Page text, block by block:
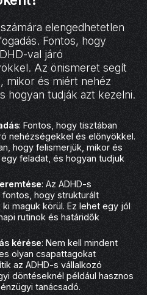
elengedhetetlen
Fontos, hogy
val járó
Az önismeret segít
mikor és miért nehéz
hogyan tudják azt kezelni.
: Fontos, hogy tisztában
nehézségekkel és előnyökkel.
hogy felismerjük, mikor és
feladat, és hogyan tudjuk
: Az ADHD-s
hogy strukturált
maguk körül. Ez lehet egy jól
rutinok és határidők
kérése: Nem kell mindent
olyan csapattagokat
az ADHD-s vállalkozó
döntéseknél például hasznos
tanácsadó.